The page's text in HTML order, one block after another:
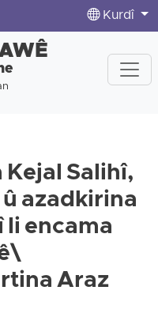
Kurdî
Salihî,
azadkirina
encama
Araz